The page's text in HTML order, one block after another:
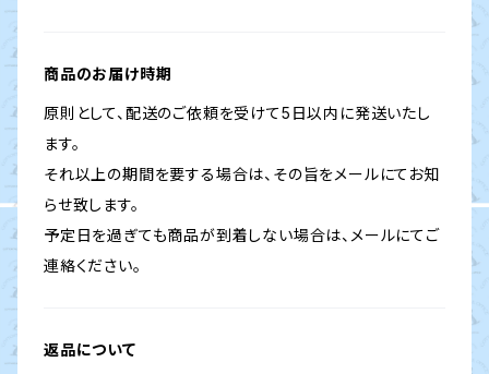
商品のお届け時期
原則として、配送のご依頼を受けて5日以内に発送いたし
ます。
それ以上の期間を要する場合は、その旨をメールにてお知
らせ致します。
予定日を過ぎても商品が到着しない場合は、メールにてご
連絡ください。
返品について